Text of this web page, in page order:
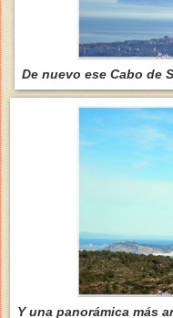
De nuevo ese Cabo de
Y una panorámica más